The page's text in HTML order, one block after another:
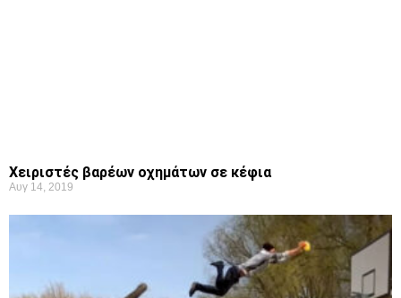
Χειριστές βαρέων οχημάτων σε κέφια
Αυγ 14, 2019